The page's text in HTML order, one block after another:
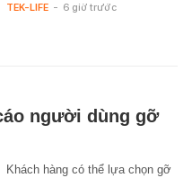
TEK-LIFE - 6 giờ trước
người dùng gỡ
Khách hàng có thể lựa chọn gỡ